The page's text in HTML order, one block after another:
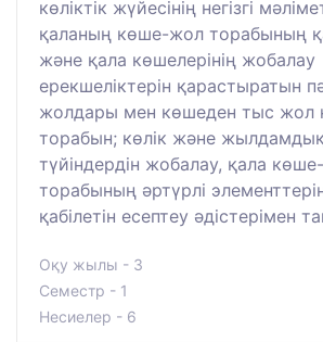
көліктік жүйесінің негізгі
қаланың көше-жол торабының
және қала көшелерінің жобалау
ерекшеліктерін қарастыратын
жолдары мен көшеден тыс жол
торабын; көлік және
түйіндердін жобалау, қала
торабының әртүрлі
қабілетін есептеу әдістерімен
Оқу жылы - 3
Семестр - 1
Несиелер - 6